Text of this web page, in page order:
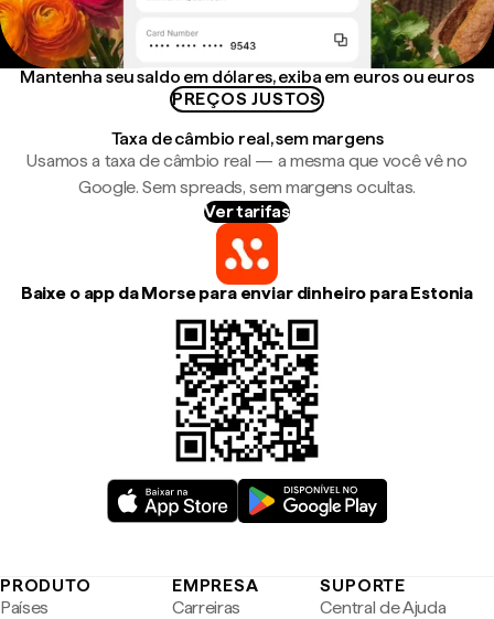
Mantenha seu saldo em dólares, exiba em euros ou euros
PREÇOS JUSTOS
Taxa de câmbio real, sem margens
Usamos a taxa de câmbio real — a mesma que você vê no
Google. Sem spreads, sem margens ocultas.
Ver tarifas
Baixe o app da Morse para enviar dinheiro para Estonia
PRODUTO
Países
EMPRESA
Carreiras
SUPORTE
Central de Ajuda